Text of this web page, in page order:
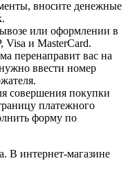
вносите денежные
или оформлении в
Visa и MasterCard.
перенаправит вас на
ввести номер
совершения покупки
платежного
форму по
В интернет-магазине